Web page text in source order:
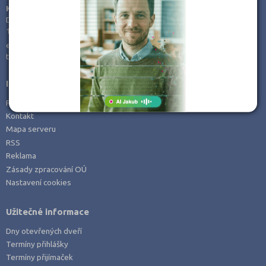
KamPoMaturite.cz, s.r.o.
Dukelských hrdinů 21
170 00 Praha 7
e-mail:
info@kampomaturite.cz
tel:
+420 606 411 115
Informace
Prohlášení o přístupnosti
Kontakt
Mapa serveru
RSS
Reklama
Zásady zpracování OÚ
Nastavení cookies
Užitečné informace
Dny otevřených dveří
Termíny přihlášky
Termíny přijímaček